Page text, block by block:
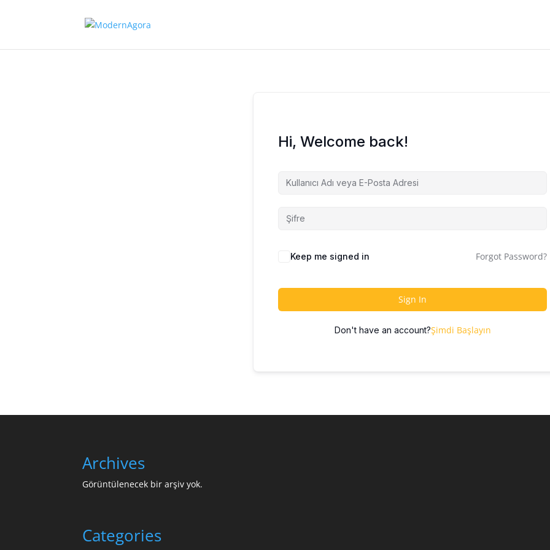
Hi, Welcome back!
Keep me signed in Forgot Password?
Sign In
Don't have an account?Şimdi Başlayın
Archives
Görüntülenecek bir arşiv yok.
Categories